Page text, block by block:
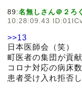
89:名無しさん＠２ろ
10:28:09.43
>>13
日本医師会（笑）
町医者の集団が貢
コロナ対応の病床
患者受け入れ拒否